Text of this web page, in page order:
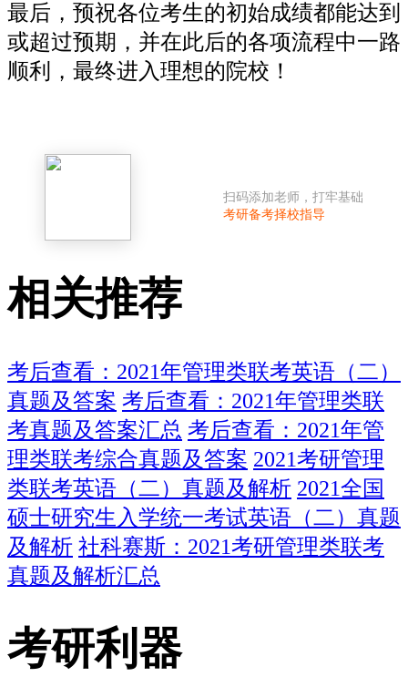
最后，预祝各位考生的初始成绩都能达到
或超过预期，并在此后的各项流程中一路
顺利，最终进入理想的院校！
扫码添加老师，打牢基础
考研备考择校指导
相关推荐
考后查看：2021年管理类联考英语（二）
真题及答案 考后查看：2021年管理类联
考真题及答案汇总 考后查看：2021年管
理类联考综合真题及答案 2021考研管理
类联考英语（二）真题及解析 2021全国
硕士研究生入学统一考试英语（二）真题
及解析 社科赛斯：2021考研管理类联考
真题及解析汇总
考研利器